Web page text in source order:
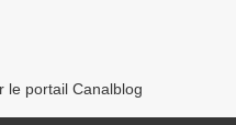
le portail Canalblog